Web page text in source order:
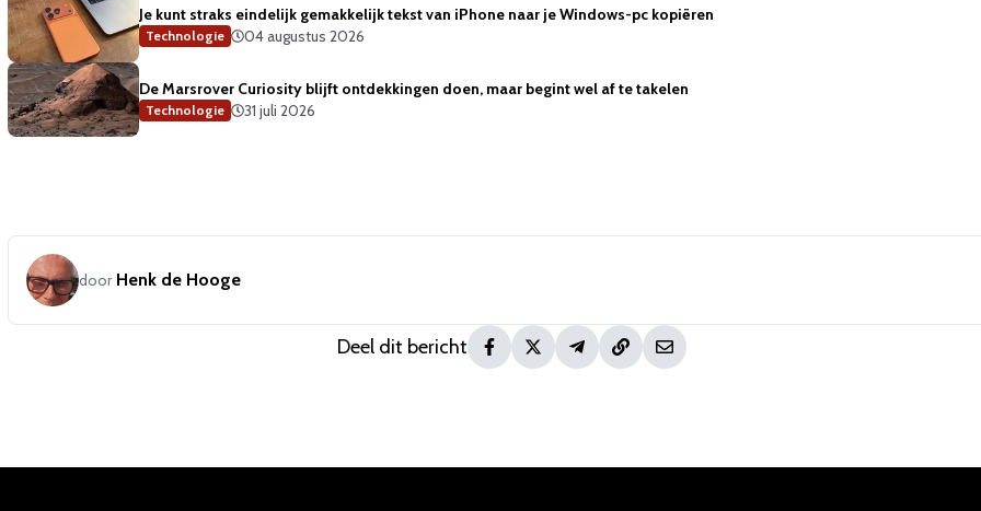
Je kunt straks eindelijk gemakkelijk tekst van iPhone naar je Windows-pc kopiëren
Technologie 04 augustus 2026
De Marsrover Curiosity blijft ontdekkingen doen, maar begint wel af te takelen
Technologie 31 juli 2026
door Henk de Hooge
Deel dit bericht